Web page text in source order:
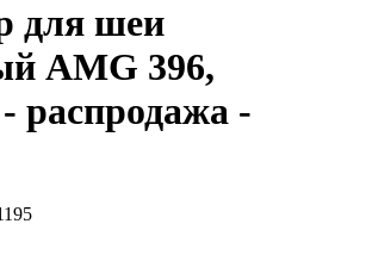
для шеи
AMG 396,
распродажа -